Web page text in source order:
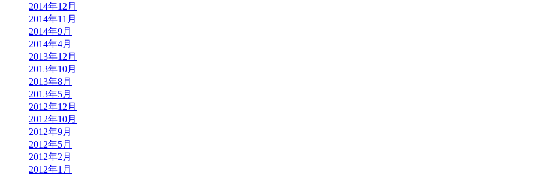
2014年12月
2014年11月
2014年9月
2014年4月
2013年12月
2013年10月
2013年8月
2013年5月
2012年12月
2012年10月
2012年9月
2012年5月
2012年2月
2012年1月